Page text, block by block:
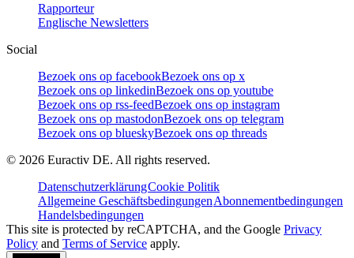
Rapporteur
Englische Newsletters
Social
Bezoek ons op facebookBezoek ons op x
Bezoek ons op linkedinBezoek ons op youtube
Bezoek ons op rss-feedBezoek ons op instagram
Bezoek ons op mastodonBezoek ons op telegram
Bezoek ons op blueskyBezoek ons op threads
© 2026 Euractiv DE. All rights reserved.
DatenschutzerklärungCookie Politik
Allgemeine GeschäftsbedingungenAbonnementbedingungen
Handelsbedingungen
This site is protected by reCAPTCHA, and the Google Privacy
Policy and Terms of Service apply.